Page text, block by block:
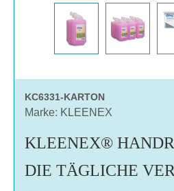
KC6331-KARTON
Marke: KLEENEX
KLEENEX®
DIE TÄGLICHE